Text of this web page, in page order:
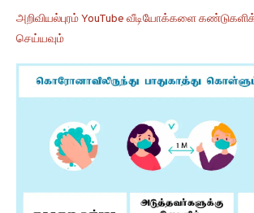
அறிவியல்புரம் YouTube வீடியோக்களை
செய்யவும்